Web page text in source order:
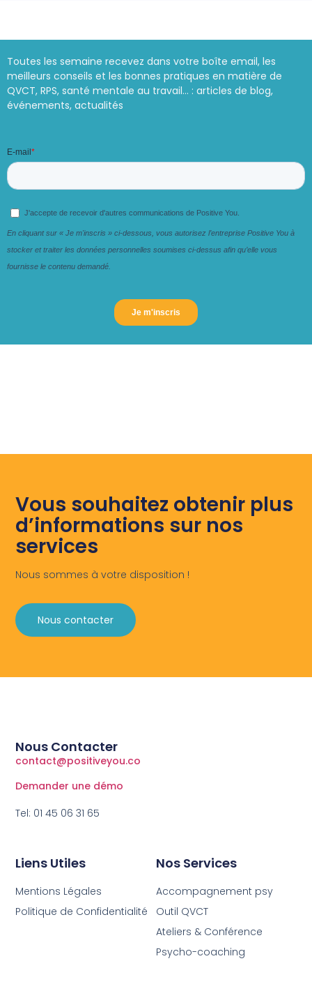
Toutes les semaine recevez dans votre boîte email, les
meilleurs conseils et les bonnes pratiques en matière de
QVCT, RPS, santé mentale au travail… : articles de blog,
événements, actualités
Vous souhaitez obtenir plus
d’informations sur nos
services
Nous sommes à votre disposition !
Nous contacter
Nos Services
Accompagnement psy
Outil QVCT
Ateliers & Conférence
Psycho-coaching
Liens Utiles
Mentions Légales
Politique de Confidentialité
Nous Contacter
contact@positiveyou.co
Demander une démo
Tel: 01 45 06 31 65